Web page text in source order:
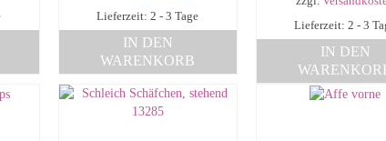
Lieferzeit: 2 - 3 Tage
IN DEN
WARENKORB
Lieferzeit: 2 - 3
IN DEN